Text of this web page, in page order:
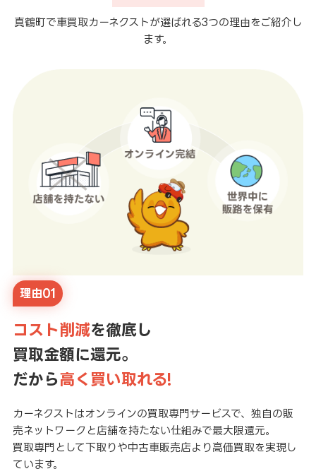
真鶴町で車買取カーネクストが選ばれる3つの理由をご紹介し
ます。
理由01
コスト削減を徹底し
買取金額に還元。
だから高く買い取れる!
カーネクストはオンラインの買取専門サービスで、独自の販
売ネットワークと店舗を持たない仕組みで最大限還元。
買取専門として下取りや中古車販売店より高価買取を実現し
ています。